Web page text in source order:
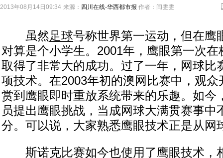
2013年08月14日09:34 来源： 四川在线-华西都市报 作者：闫雯雯
虽然足球号称世界第一运动，但在鹰
对算是个小学生。2001年，鹰眼第一次
取得了非常大的成功。过了一年，网球比
项技术。在2003年初的澳网比赛中，观
赏到鹰眼即时重放系统带来的乐趣。如今
员提出鹰眼挑战，当成网球大满贯赛事中
分。可以说，大家熟悉鹰眼技术正是从网
斯诺克比赛如今也使用了鹰眼技术，